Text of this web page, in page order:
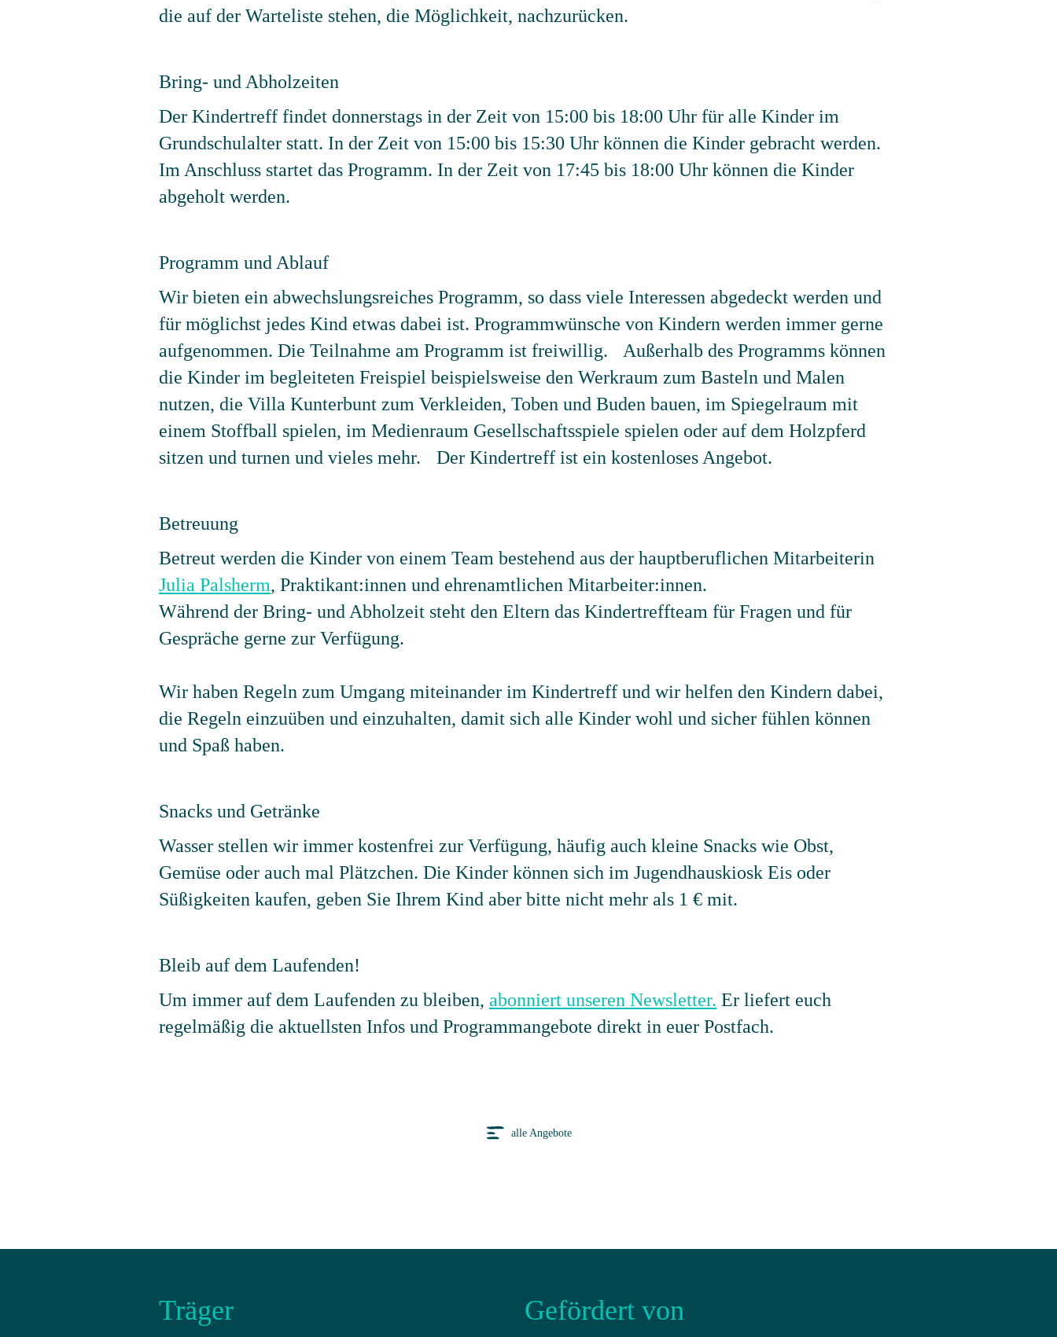
die auf der Warteliste stehen, die Möglichkeit, nachzurücken.
Bring- und Abholzeiten
Der Kindertreff findet donnerstags in der Zeit von 15:00 bis 18:00 Uhr für alle Kinder im
Grundschulalter statt. In der Zeit von 15:00 bis 15:30 Uhr können die Kinder gebracht werden.
Im Anschluss startet das Programm. In der Zeit von 17:45 bis 18:00 Uhr können die Kinder
abgeholt werden.
Programm und Ablauf
Wir bieten ein abwechslungsreiches Programm, so dass viele Interessen abgedeckt werden und
für möglichst jedes Kind etwas dabei ist. Programmwünsche von Kindern werden immer gerne
aufgenommen. Die Teilnahme am Programm ist freiwillig. Außerhalb des Programms können
die Kinder im begleiteten Freispiel beispielsweise den Werkraum zum Basteln und Malen
nutzen, die Villa Kunterbunt zum Verkleiden, Toben und Buden bauen, im Spiegelraum mit
einem Stoffball spielen, im Medienraum Gesellschaftsspiele spielen oder auf dem Holzpferd
sitzen und turnen und vieles mehr. Der Kindertreff ist ein kostenloses Angebot.
Betreuung
Betreut werden die Kinder von einem Team bestehend aus der hauptberuflichen Mitarbeiterin
Julia Palsherm, Praktikant:innen und ehrenamtlichen Mitarbeiter:innen.
Während der Bring- und Abholzeit steht den Eltern das Kindertreffteam für Fragen und für
Gespräche gerne zur Verfügung.
Wir haben Regeln zum Umgang miteinander im Kindertreff und wir helfen den Kindern dabei,
die Regeln einzuüben und einzuhalten, damit sich alle Kinder wohl und sicher fühlen können
und Spaß haben.
Snacks und Getränke
Wasser stellen wir immer kostenfrei zur Verfügung, häufig auch kleine Snacks wie Obst,
Gemüse oder auch mal Plätzchen. Die Kinder können sich im Jugendhauskiosk Eis oder
Süßigkeiten kaufen, geben Sie Ihrem Kind aber bitte nicht mehr als 1 € mit.
Bleib auf dem Laufenden!
Um immer auf dem Laufenden zu bleiben, abonniert unseren Newsletter. Er liefert euch
regelmäßig die aktuellsten Infos und Programmangebote direkt in euer Postfach.
alle Angebote
Träger Gefördert von